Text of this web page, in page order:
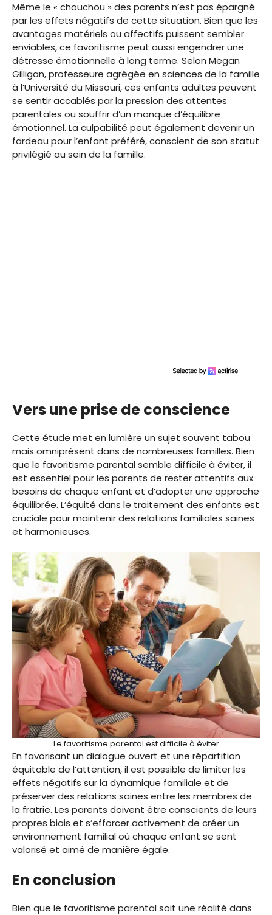
Même le « chouchou » des parents n’est pas épargné
par les effets négatifs de cette situation. Bien que les
avantages matériels ou affectifs puissent sembler
enviables, ce favoritisme peut aussi engendrer une
détresse émotionnelle à long terme. Selon Megan
Gilligan, professeure agrégée en sciences de la famille
à l’Université du Missouri, ces enfants adultes peuvent
se sentir accablés par la pression des attentes
parentales ou souffrir d’un manque d’équilibre
émotionnel. La culpabilité peut également devenir un
fardeau pour l’enfant préféré, conscient de son statut
privilégié au sein de la famille.
Vers une prise de conscience
Cette étude met en lumière un sujet souvent tabou
mais omniprésent dans de nombreuses familles. Bien
que le favoritisme parental semble difficile à éviter, il
est essentiel pour les parents de rester attentifs aux
besoins de chaque enfant et d’adopter une approche
équilibrée. L’équité dans le traitement des enfants est
cruciale pour maintenir des relations familiales saines
et harmonieuses.
Le favoritisme parental est difficile à éviter
En favorisant un dialogue ouvert et une répartition
équitable de l’attention, il est possible de limiter les
effets négatifs sur la dynamique familiale et de
préserver des relations saines entre les membres de
la fratrie. Les parents doivent être conscients de leurs
propres biais et s’efforcer activement de créer un
environnement familial où chaque enfant se sent
valorisé et aimé de manière égale.
En conclusion
Bien que le favoritisme parental soit une réalité dans